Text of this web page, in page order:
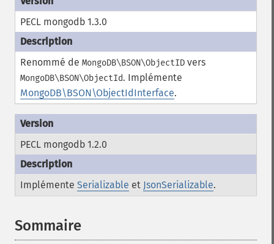
PECL mongodb 1.3.0
Renommé de MongoDB\BSON\ObjectID vers
MongoDB\BSON\ObjectId. Implémente
MongoDB\BSON\ObjectIdInterface.
PECL mongodb 1.2.0
Implémente Serializable et JsonSerializable.
Sommaire